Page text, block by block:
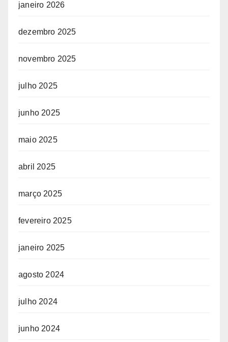
janeiro 2026
dezembro 2025
novembro 2025
julho 2025
junho 2025
maio 2025
abril 2025
março 2025
fevereiro 2025
janeiro 2025
agosto 2024
julho 2024
junho 2024